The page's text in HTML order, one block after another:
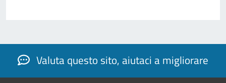
Valuta questo sito, aiutaci a migliorare